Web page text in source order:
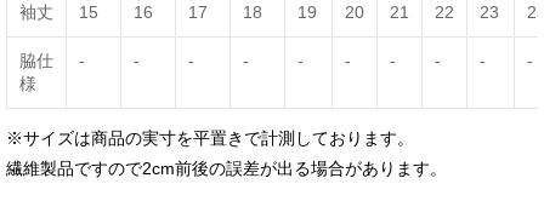
袖丈 15 16 17 18 19 20 21 22 23
脇仕
様
- - - - - - - - - -
※サイズは商品の実寸を平置きで計測しております。
繊維製品ですので2cm前後の誤差が出る場合があります。